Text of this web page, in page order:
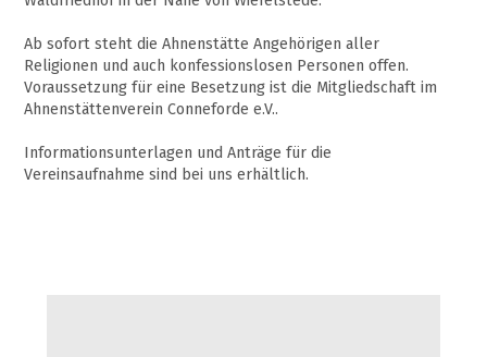
Ab sofort steht die Ahnenstätte Angehörigen aller
Religionen und auch konfessionslosen Personen offen.
Voraussetzung für eine Besetzung ist die Mitgliedschaft im
Ahnenstättenverein Conneforde e.V..
Informationsunterlagen und Anträge für die
Vereinsaufnahme sind bei uns erhältlich.